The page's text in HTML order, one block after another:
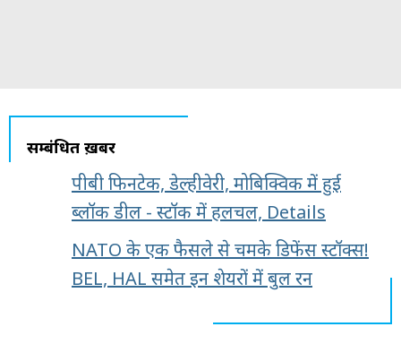
सम्बंधित ख़बरें
पीबी फिनटेक, डेल्हीवेरी, मोबिक्विक में हुई
ब्लॉक डील - स्टॉक में हलचल, Details
NATO के एक फैसले से चमके डिफेंस स्टॉक्स!
BEL, HAL समेत इन शेयरों में बुल रन